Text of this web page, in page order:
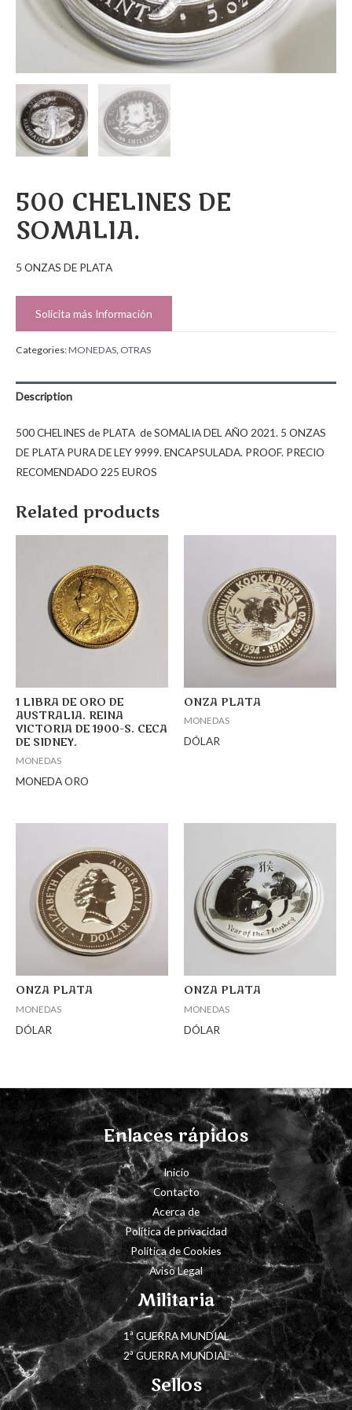
500 CHELINES DE
SOMALIA.
5 ONZAS DE PLATA
Solicita más Información
Categories:MONEDAS, OTRAS
Description
500 CHELINES de PLATA de SOMALIA DEL AÑO 2021. 5 ONZAS
DE PLATA PURA DE LEY 9999. ENCAPSULADA. PROOF. PRECIO
RECOMENDADO 225 EUROS
Related products
1 LIBRA DE ORO DE
AUSTRALIA. REINA
VICTORIA DE 1900-S. CECA
DE SIDNEY.
MONEDAS
MONEDA ORO
ONZA PLATA
MONEDAS
DÓLAR
ONZA PLATA
MONEDAS
DÓLAR
ONZA PLATA
MONEDAS
DÓLAR
Enlaces rápidos
Inicio
Contacto
Acerca de
Política de privacidad
Política de Cookies
Aviso Legal
Militaria
1ª GUERRA MUNDIAL
2ª GUERRA MUNDIAL
Sellos